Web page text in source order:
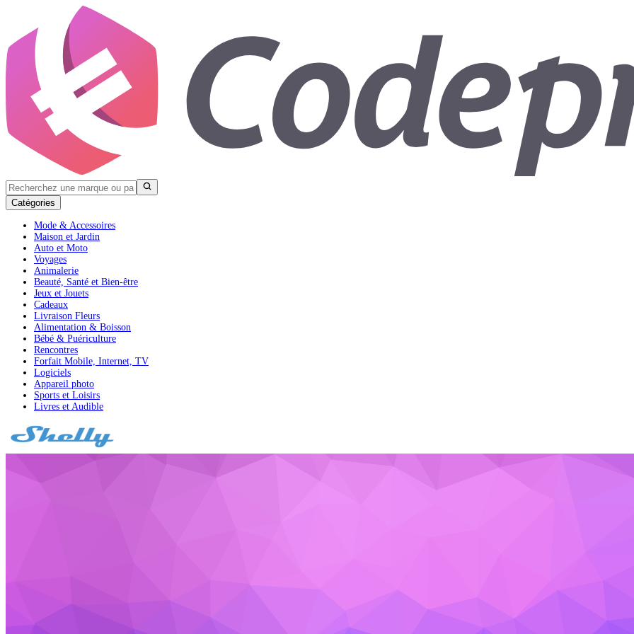
Catégories
Mode & Accessoires
Maison et Jardin
Auto et Moto
Voyages
Animalerie
Beauté, Santé et Bien-être
Jeux et Jouets
Cadeaux
Livraison Fleurs
Alimentation & Boisson
Bébé & Puériculture
Rencontres
Forfait Mobile, Internet, TV
Logiciels
Appareil photo
Sports et Loisirs
Livres et Audible